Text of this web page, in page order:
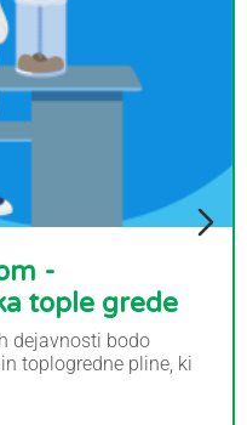
-
tople grede
dejavnosti bodo
toplogredne pline, ki